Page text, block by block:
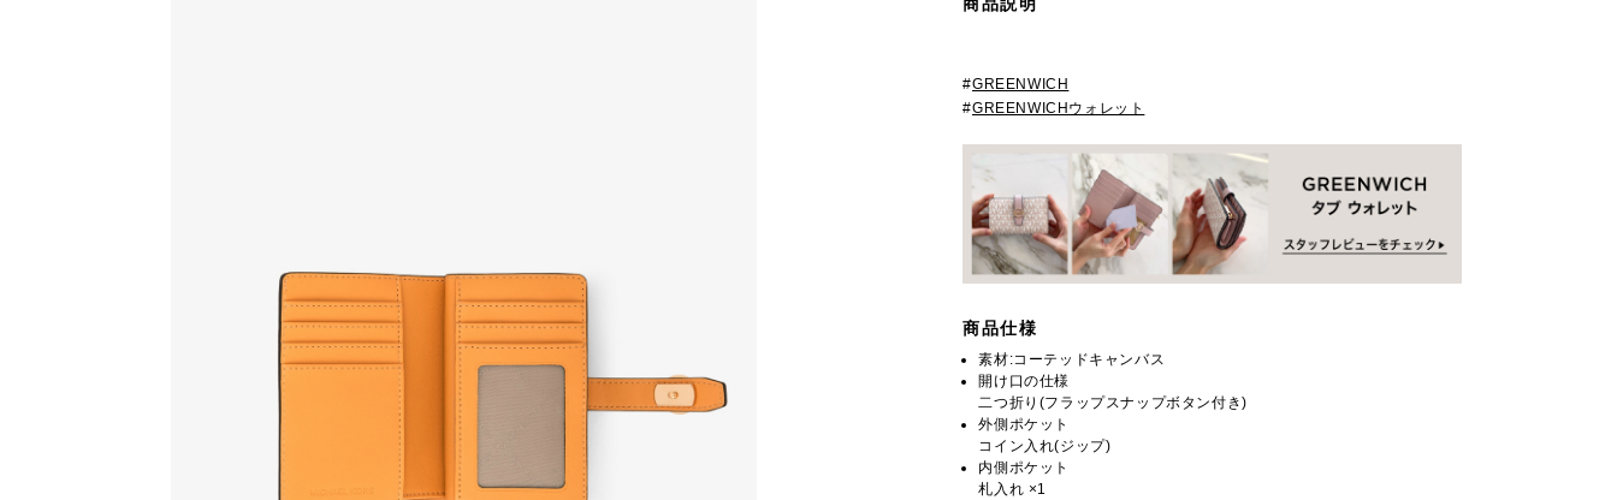
#GREENWICH
#GREENWICHウォレット
商品仕様
素材:コーテッドキャンバス
開け口の仕様
二つ折り(フラップスナップボタン付き)
外側ポケット
コイン入れ(ジップ)
内側ポケット
札入れ ×1